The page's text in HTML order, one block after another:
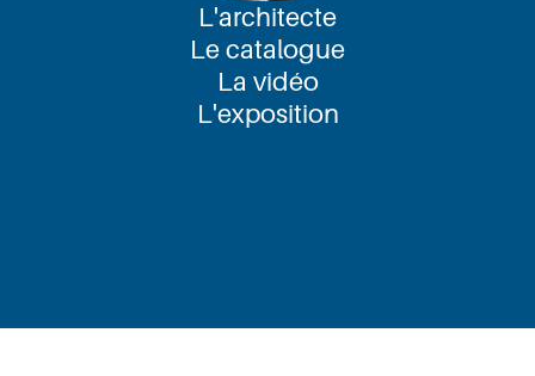
L'architecte
Le catalogue
La vidéo
L'exposition